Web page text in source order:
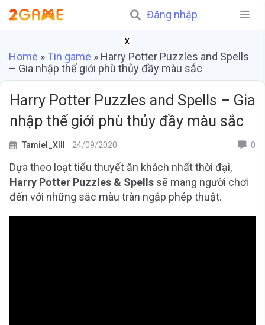
Đăng nhập
X
Home » Tin game » Harry Potter Puzzles and Spells
– Gia nhập thế giới phù thủy đầy màu sắc
Harry Potter Puzzles and Spells – Gia
nhập thế giới phù thủy đầy màu sắc
Tamiel_XIII 24/09/2020 0
Dựa theo loạt tiểu thuyết ăn khách nhất thời đại,
Harry Potter Puzzles & Spells sẽ mang người chơi
đến với những sắc màu tràn ngập phép thuật.